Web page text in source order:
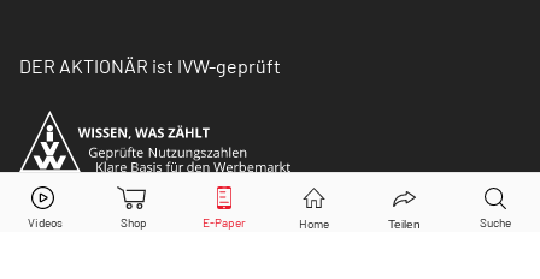
LVMH Aktie jetzt handeln?
DER AKTIONÄR ist IVW-geprüft